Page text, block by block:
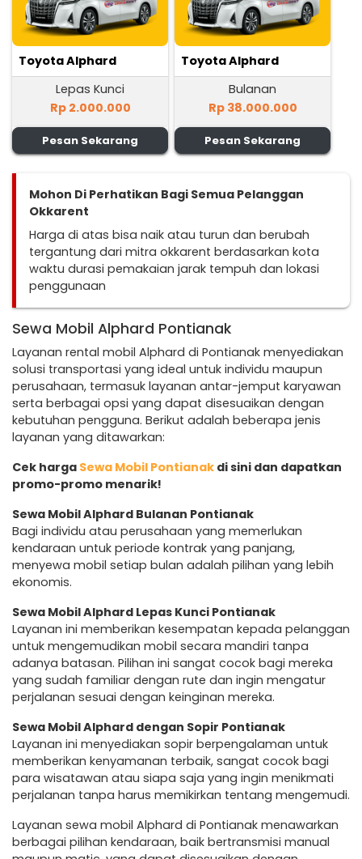
Toyota Alphard
Lepas Kunci
Rp 2.000.000
Pesan Sekarang
Toyota Alphard
Bulanan
Rp 38.000.000
Pesan Sekarang
Mohon Di Perhatikan Bagi Semua Pelanggan
Okkarent
Harga di atas bisa naik atau turun dan berubah
tergantung dari mitra okkarent berdasarkan kota
waktu durasi pemakaian jarak tempuh dan lokasi
penggunaan
Sewa Mobil Alphard Pontianak
Layanan rental mobil Alphard di Pontianak menyediakan
solusi transportasi yang ideal untuk individu maupun
perusahaan, termasuk layanan antar-jemput karyawan
serta berbagai opsi yang dapat disesuaikan dengan
kebutuhan pengguna. Berikut adalah beberapa jenis
layanan yang ditawarkan:
Cek harga Sewa Mobil Pontianak di sini dan dapatkan
promo-promo menarik!
Sewa Mobil Alphard Bulanan Pontianak
Bagi individu atau perusahaan yang memerlukan
kendaraan untuk periode kontrak yang panjang,
menyewa mobil setiap bulan adalah pilihan yang lebih
ekonomis.
Sewa Mobil Alphard Lepas Kunci Pontianak
Layanan ini memberikan kesempatan kepada pelanggan
untuk mengemudikan mobil secara mandiri tanpa
adanya batasan. Pilihan ini sangat cocok bagi mereka
yang sudah familiar dengan rute dan ingin mengatur
perjalanan sesuai dengan keinginan mereka.
Sewa Mobil Alphard dengan Sopir Pontianak
Layanan ini menyediakan sopir berpengalaman untuk
memberikan kenyamanan terbaik, sangat cocok bagi
para wisatawan atau siapa saja yang ingin menikmati
perjalanan tanpa harus memikirkan tentang mengemudi.
Layanan sewa mobil Alphard di Pontianak menawarkan
berbagai pilihan kendaraan, baik bertransmisi manual